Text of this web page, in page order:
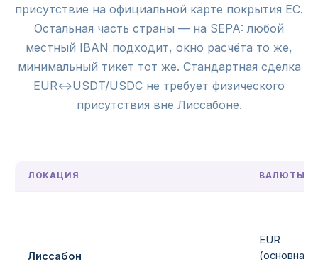
присутствие на официальной карте покрытия ЕС.
Остальная часть страны — на SEPA: любой
местный IBAN подходит, окно расчёта то же,
минимальный тикет тот же. Стандартная сделка
EUR↔USDT/USDC не требует физического
присутствия вне Лиссабоне.
ЛОКАЦИЯ ВАЛЮТЫ
Лиссабон
EUR
(основная),